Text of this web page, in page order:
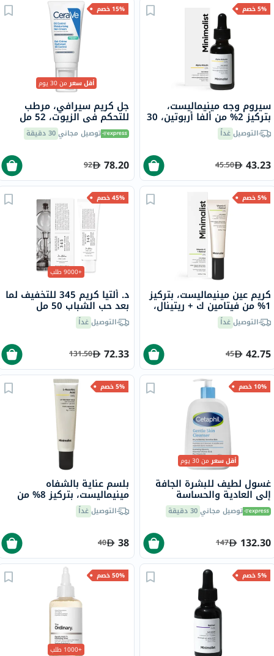
5% خصم
سيروم وجه مينيماليست،
بتركيز 2% من ألفا أربوتين، 30
ملالتوصيلغداً
43.23
45.50
15% خصم
أقل سعرمن 30 يوم
جل كريم سيرافي، مرطب
للتحكم في الزيوت، 52 مل
توصيل مجاني30 دقيقة
78.20
92
5% خصم
كريم عين مينيماليست، بتركيز
1% من فيتامين ك + ريتينال،
14 جرامالتوصيلغداً
42.75
45
45% خصم
+9000 طلب
د. ألتيا كريم 345 للتخفيف لما
بعد حب الشباب 50 مل
التوصيلغداً
72.33
131.50
10% خصم
أقل سعرمن 30 يوم
غسول لطيف للبشرة الجافة
إلى العادية والحساسة
سيتافيل، 473 ملتوصيل مجاني30 دقيقة
132.30
147
5% خصم
بلسم عناية بالشفاه
مينيماليست، بتركيز 8% من
حمض الأسكوربيك، 12 جرام
التوصيلغداً
38
40
5% خصم 50% خصم
+1000 طلب